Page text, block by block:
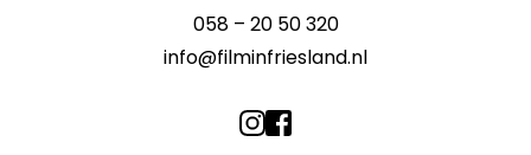
058 – 20 50 320
info@filminfriesland.nl